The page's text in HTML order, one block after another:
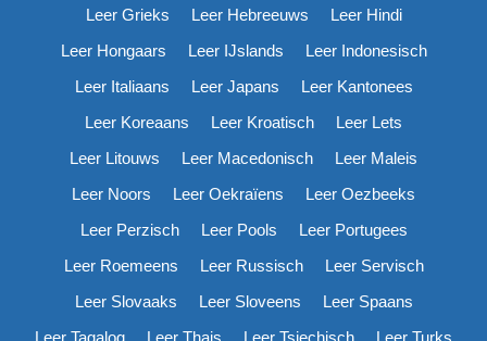
Leer Grieks
Leer Hebreeuws
Leer Hindi
Leer Hongaars
Leer IJslands
Leer Indonesisch
Leer Italiaans
Leer Japans
Leer Kantonees
Leer Koreaans
Leer Kroatisch
Leer Lets
Leer Litouws
Leer Macedonisch
Leer Maleis
Leer Noors
Leer Oekraïens
Leer Oezbeeks
Leer Perzisch
Leer Pools
Leer Portugees
Leer Roemeens
Leer Russisch
Leer Servisch
Leer Slovaaks
Leer Sloveens
Leer Spaans
Leer Tagalog
Leer Thais Leer Tsjechisch
Leer Turks